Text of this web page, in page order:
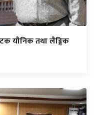
यौनिक तथा लैङ्गिक